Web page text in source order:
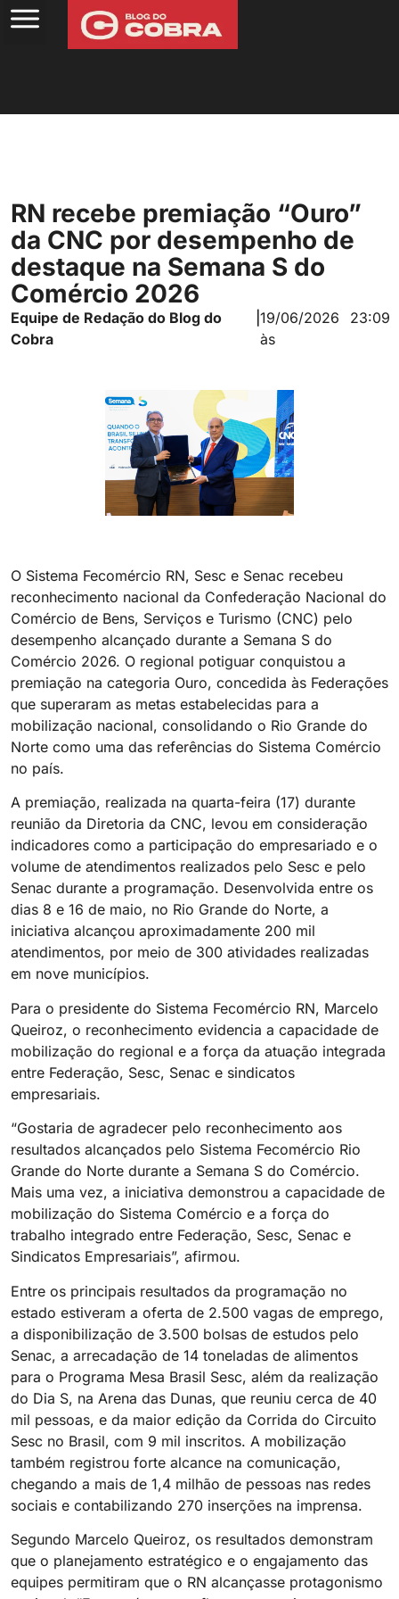
RN recebe premiação “Ouro”
da CNC por desempenho de
destaque na Semana S do
Comércio 2026
Equipe de Redação do Blog do
Cobra
|19/06/2026
às
23:09
O Sistema Fecomércio RN, Sesc e Senac recebeu
reconhecimento nacional da Confederação Nacional do
Comércio de Bens, Serviços e Turismo (CNC) pelo
desempenho alcançado durante a Semana S do
Comércio 2026. O regional potiguar conquistou a
premiação na categoria Ouro, concedida às Federações
que superaram as metas estabelecidas para a
mobilização nacional, consolidando o Rio Grande do
Norte como uma das referências do Sistema Comércio
no país.
A premiação, realizada na quarta-feira (17) durante
reunião da Diretoria da CNC, levou em consideração
indicadores como a participação do empresariado e o
volume de atendimentos realizados pelo Sesc e pelo
Senac durante a programação. Desenvolvida entre os
dias 8 e 16 de maio, no Rio Grande do Norte, a
iniciativa alcançou aproximadamente 200 mil
atendimentos, por meio de 300 atividades realizadas
em nove municípios.
Para o presidente do Sistema Fecomércio RN, Marcelo
Queiroz, o reconhecimento evidencia a capacidade de
mobilização do regional e a força da atuação integrada
entre Federação, Sesc, Senac e sindicatos
empresariais.
“Gostaria de agradecer pelo reconhecimento aos
resultados alcançados pelo Sistema Fecomércio Rio
Grande do Norte durante a Semana S do Comércio.
Mais uma vez, a iniciativa demonstrou a capacidade de
mobilização do Sistema Comércio e a força do
trabalho integrado entre Federação, Sesc, Senac e
Sindicatos Empresariais”, afirmou.
Entre os principais resultados da programação no
estado estiveram a oferta de 2.500 vagas de emprego,
a disponibilização de 3.500 bolsas de estudos pelo
Senac, a arrecadação de 14 toneladas de alimentos
para o Programa Mesa Brasil Sesc, além da realização
do Dia S, na Arena das Dunas, que reuniu cerca de 40
mil pessoas, e da maior edição da Corrida do Circuito
Sesc no Brasil, com 9 mil inscritos. A mobilização
também registrou forte alcance na comunicação,
chegando a mais de 1,4 milhão de pessoas nas redes
sociais e contabilizando 270 inserções na imprensa.
Segundo Marcelo Queiroz, os resultados demonstram
que o planejamento estratégico e o engajamento das
equipes permitiram que o RN alcançasse protagonismo